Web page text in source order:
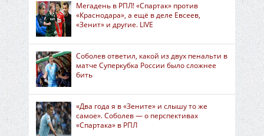
Мегадень в РПЛ! «Спартак» против
«Краснодара», а ещё в деле Евсеев,
«Зенит» и другие. LIVE
Соболев ответил, какой из двух пенальти в
матче Суперкубка России было сложнее
бить
«Два года я в «Зените» и слышу то же
самое». Соболев — о перспективах
«Спартака» в РПЛ